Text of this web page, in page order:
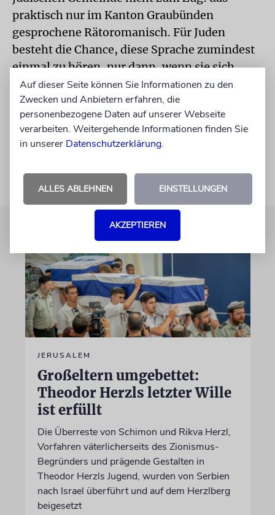
praktisch nur im Kanton Graubünden
gesprochene Rätoromanisch. Für Juden
besteht die Chance, diese Sprache zumindest
einmal zu hören, nur dann, wenn sie sich
entschließen, im Urlaub in einer der
rätoromanischen Dörfer ein Haus oder eine
Wohnung zu mieten und sich unters Bergvolk
zu mischen.
JERUSALEM
Großeltern umgebettet:
Theodor Herzls letzter Wille
ist erfüllt
Die Überreste von Schimon und Rikva Herzl,
Vorfahren väterlicherseits des Zionismus-
Begründers und prägende Gestalten in
Theodor Herzls Jugend, wurden von Serbien
nach Israel überführt und auf dem Herzlberg
beigesetzt
Auf dieser Seite können Sie Informationen zu den
Zwecken und Anbietern erfahren, die
personenbezogene Daten auf unserer Webseite
verarbeiten. Weitergehende Informationen finden Sie
in unserer Datenschutzerklärung.
ALLES ABLEHNEN EINSTELLUNGEN
AKZEPTIEREN